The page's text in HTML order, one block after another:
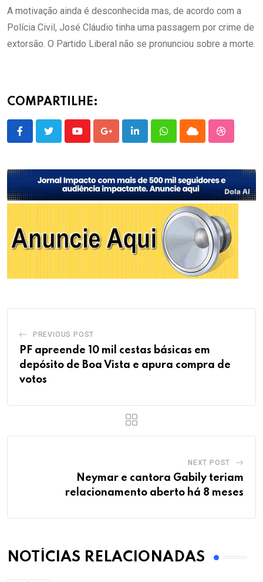
A motivação ainda é desconhecida mas, de acordo com a
Polícia Civil, José Cláudio tinha uma passagem por crime de
extorsão. O Partido Liberal não se pronunciou sobre a morte.
COMPARTILHE:
YoutubeGoogle+LinkedInWhatsappCloud
PREVIOUS POST
PF apreende 10 mil cestas básicas em
depósito de Boa Vista e apura compra de
votos
NEXT POST
Neymar e cantora Gabily teriam
relacionamento aberto há 8 meses
NOTÍCIAS RELACIONADAS